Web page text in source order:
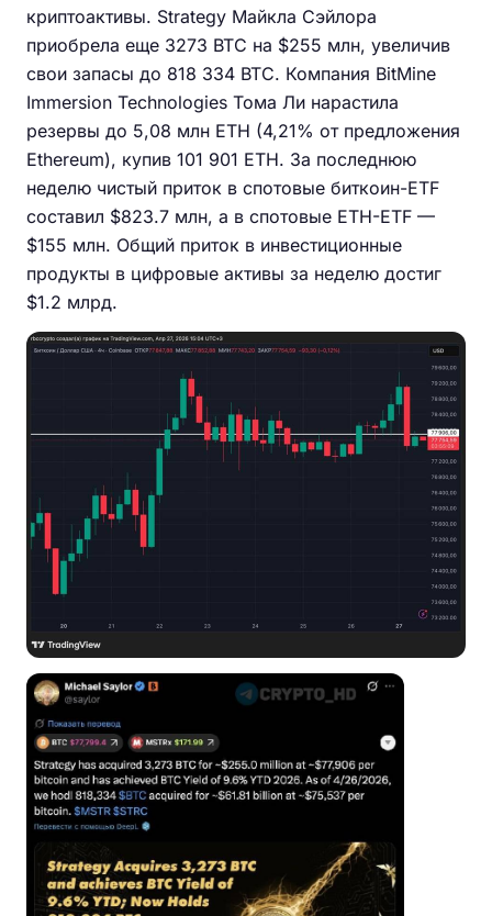
криптоактивы. Strategy Майкла Сэйлора
приобрела еще 3273 BTC на $255 млн, увеличив
свои запасы до 818 334 BTC. Компания BitMine
Immersion Technologies Тома Ли нарастила
резервы до 5,08 млн ETH (4,21% от предложения
Ethereum), купив 101 901 ETH. За последнюю
неделю чистый приток в спотовые биткоин-ETF
составил $823.7 млн, а в спотовые ETH-ETF —
$155 млн. Общий приток в инвестиционные
продукты в цифровые активы за неделю достиг
$1.2 млрд.